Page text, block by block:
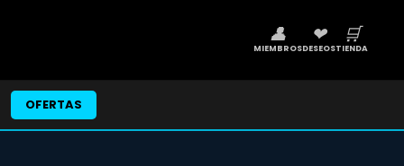
👤
MIEMBROS
❤
DESEOS
🛒
TIENDA
OFERTAS